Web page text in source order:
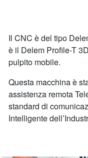
Il CNC è del tipo
è il Delem Profile-T
pulpito mobile.
Questa macchina è
assistenza remota
standard di
Intelligente